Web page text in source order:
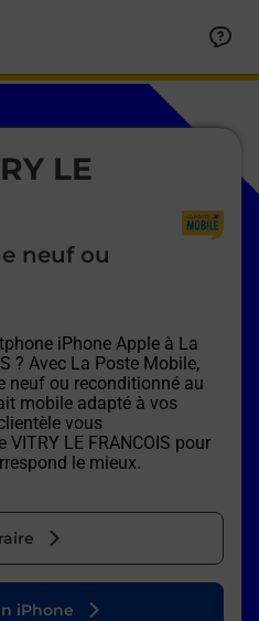
LE
neuf ou
iPhone Apple à La
? Avec La Poste Mobile,
neuf ou reconditionné au
mobile adapté à vos
vous
VITRY LE FRANCOIS pour
le mieux.
onglet
iPhone